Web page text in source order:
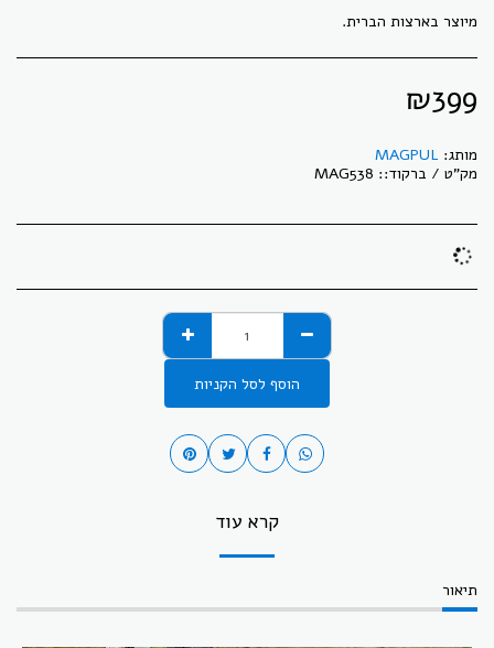
מיוצר בארצות הברית.
₪399
מותג: MAGPUL
מק"ט / ברקוד:: MAG538
הוסף לסל הקניות
קרא עוד
תיאור